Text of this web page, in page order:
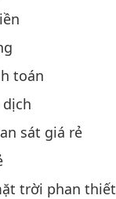
toán
sát giá rẻ
trời phan thiết